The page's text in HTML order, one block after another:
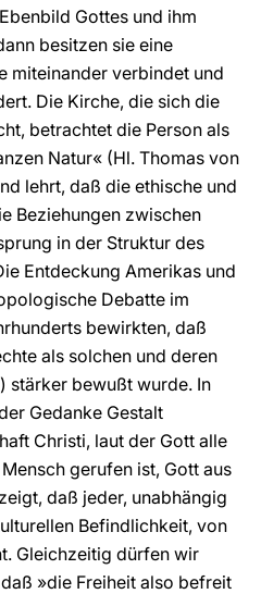
Gottes und ihm
besitzen sie eine
miteinander verbindet und
Die Kirche, die sich die
betrachtet die Person als
Natur« (Hl. Thomas von
lehrt, daß die ethische und
Beziehungen zwischen
in der Struktur des
Entdeckung Amerikas und
Debatte im
bewirkten, daß
als solchen und deren
) stärker bewußt wurde. In
Gedanke Gestalt
Christi, laut der Gott alle
gerufen ist, Gott aus
daß jeder, unabhängig
Befindlichkeit, von
Gleichzeitig dürfen wir
»die Freiheit also befreit